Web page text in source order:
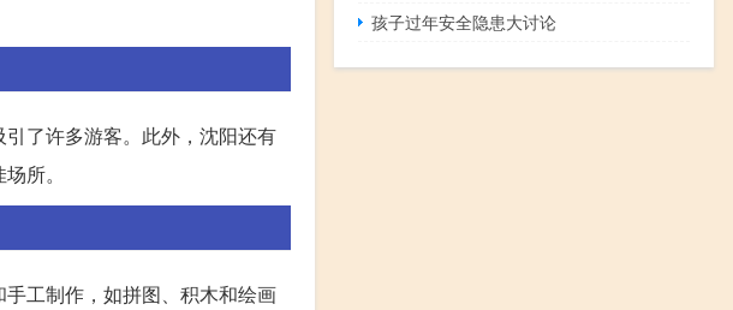
了许多游客。此外，沈阳还有
所。
工制作，如拼图、积木和绘画
孩子过年安全隐患大讨论